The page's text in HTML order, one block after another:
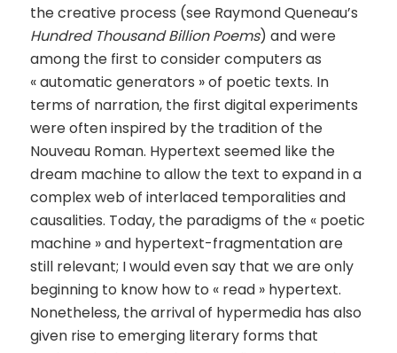
the creative process (see Raymond Queneau’s
Hundred Thousand Billion Poems) and were
among the first to consider computers as
« automatic generators » of poetic texts. In
terms of narration, the first digital experiments
were often inspired by the tradition of the
Nouveau Roman. Hypertext seemed like the
dream machine to allow the text to expand in a
complex web of interlaced temporalities and
causalities. Today, the paradigms of the « poetic
machine » and hypertext-fragmentation are
still relevant; I would even say that we are only
beginning to know how to « read » hypertext.
Nonetheless, the arrival of hypermedia has also
given rise to emerging literary forms that